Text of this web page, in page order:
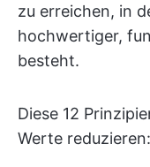
zu erreichen, in
hochwertiger,
besteht.
Diese 12
Werte reduzieren: